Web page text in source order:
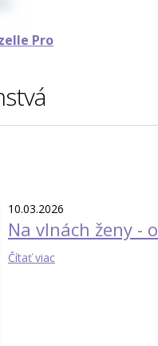
Pro
10.03.2026
Na vlnách ženy -
Čítať viac